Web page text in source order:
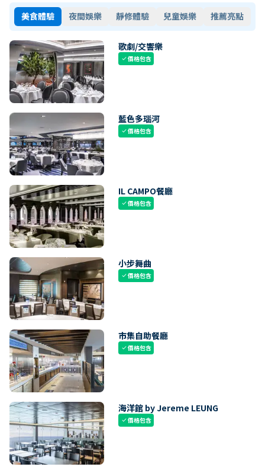
美食體驗 夜間娛樂 靜修體驗 兒童娛樂 推薦亮點
歌劇/交響樂
check價格包含
藍色多瑙河
check價格包含
IL CAMPO餐廳
check價格包含
小步舞曲
check價格包含
市集自助餐廳
check價格包含
海洋館 by Jereme LEUNG
check價格包含